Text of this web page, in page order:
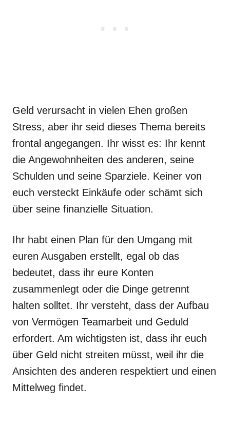
Geld verursacht in vielen Ehen großen
Stress, aber ihr seid dieses Thema bereits
frontal angegangen. Ihr wisst es: Ihr kennt
die Angewohnheiten des anderen, seine
Schulden und seine Sparziele. Keiner von
euch versteckt Einkäufe oder schämt sich
über seine finanzielle Situation.
Ihr habt einen Plan für den Umgang mit
euren Ausgaben erstellt, egal ob das
bedeutet, dass ihr eure Konten
zusammenlegt oder die Dinge getrennt
halten solltet. Ihr versteht, dass der Aufbau
von Vermögen Teamarbeit und Geduld
erfordert. Am wichtigsten ist, dass ihr euch
über Geld nicht streiten müsst, weil ihr die
Ansichten des anderen respektiert und einen
Mittelweg findet.